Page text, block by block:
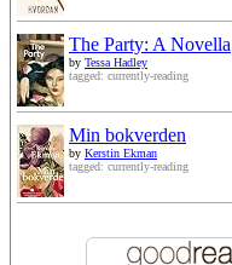
The Party: A Novella
by Tessa Hadley
tagged: currently-reading
Min bokverden
by Kerstin Ekman
tagged: currently-reading